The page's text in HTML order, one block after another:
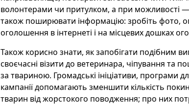
волонтерами чи притулком, а при можливості —
також поширювати інформацію: зробіть фото,
оголошення в інтернеті і на місцевих дошках
Також корисно знати, як запобігати подібним
своєчасні візити до ветеринара, чіпування та
за твариною. Громадські ініціативи, програми
кампанії допомагають зменшити кількість
тварин від жорстокого поводження; про них